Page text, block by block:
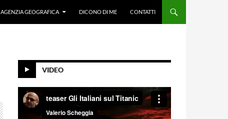
AGENZIA GEOGRAFICA DICONO DI ME CONTATTI
VIDEO